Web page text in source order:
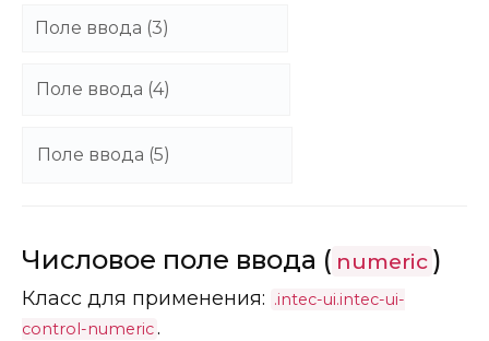
Числовое поле ввода ( numeric )
Класс для применения: .intec-ui.intec-ui-
control-numeric.